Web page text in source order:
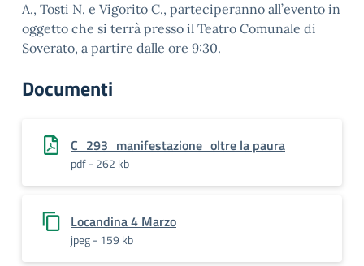
A., Tosti N. e Vigorito C., parteciperanno all’evento in
oggetto che si terrà presso il Teatro Comunale di
Soverato, a partire dalle ore 9:30.
Documenti
C_293_manifestazione_oltre la paura
pdf - 262 kb
Locandina 4 Marzo
jpeg - 159 kb